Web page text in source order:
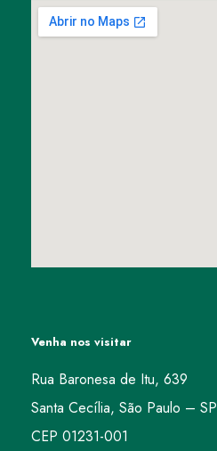
Venha nos visitar
Rua Baronesa de Itu, 639
Santa Cecília, São Paulo – SP
CEP 01231-001